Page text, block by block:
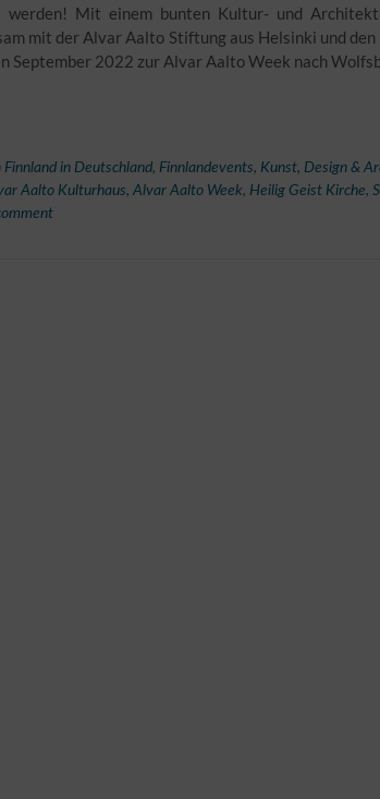
werden! Mit einem bunten Kultur- und
mit der Alvar Aalto Stiftung aus Helsinki und
September 2022 zur Alvar Aalto Week nach
Finnland in Deutschland, Finnlandevents, Kunst, Design &
Aalto Kulturhaus, Alvar Aalto Week, Heilig Geist Kirche,